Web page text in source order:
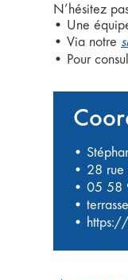
N’hésitez
• Une
• Via notre
• Pour
•
• 28 rue
• 05 58
•
•